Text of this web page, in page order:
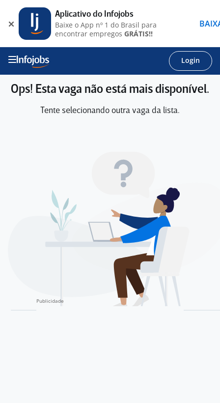
Login
Ops! Esta vaga não está mais disponível.
Tente selecionando outra vaga da lista.
Aplicativo do Infojobs
Baixe o App nº 1 do Brasil para
encontrar empregos GRÁTIS!!